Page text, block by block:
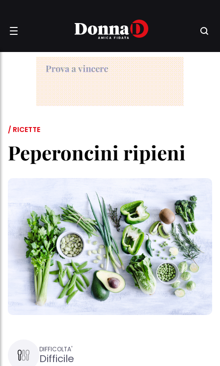
/ RICETTE
Peperoncini ripieni
DIFFICOLTA'
Difficile